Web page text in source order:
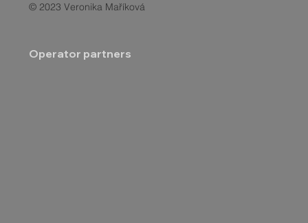
© 2023 Veronika Maříková
Operator partners